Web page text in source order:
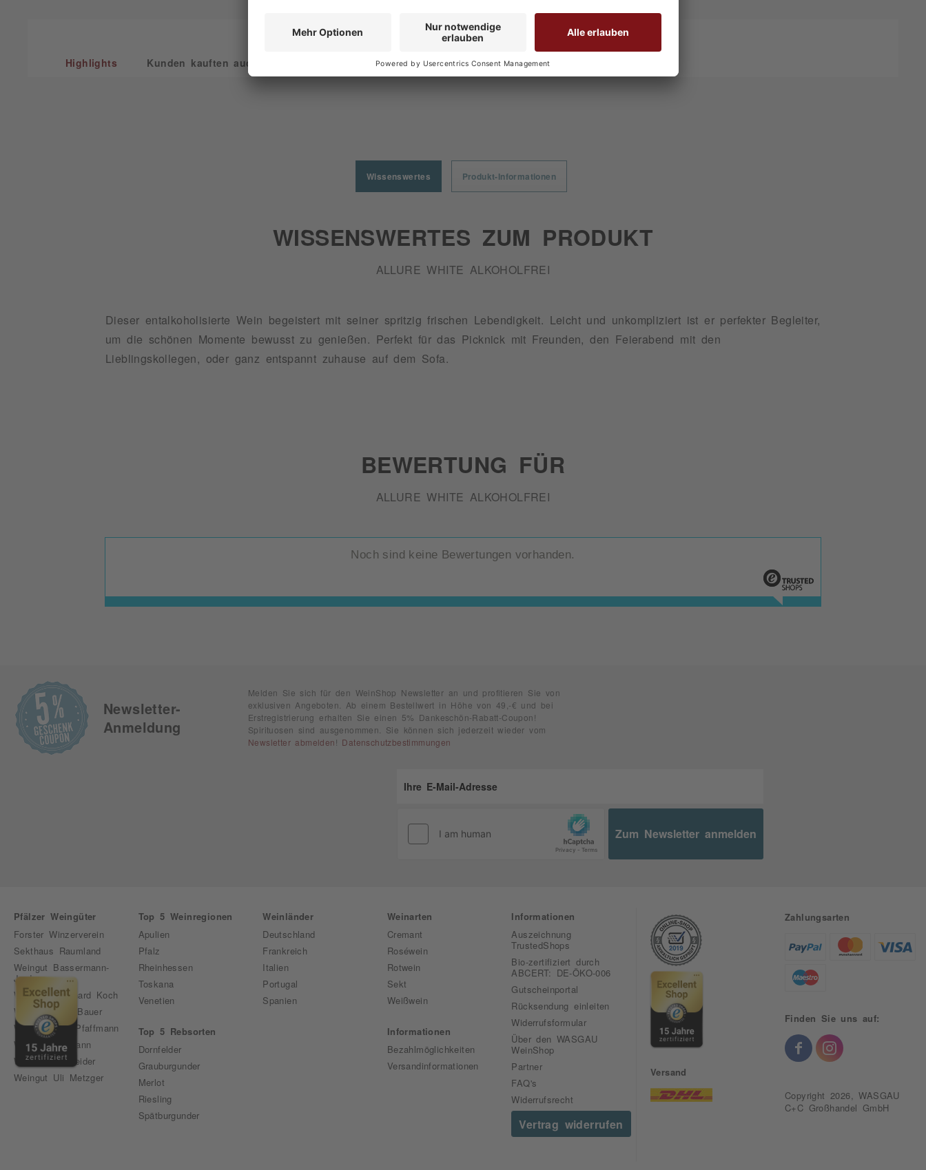
Highlights Kunden kauften auch Kunden haben sich ebenfalls angesehen
Wissenswertes Produkt-Informationen
WISSENSWERTES ZUM PRODUKT
ALLURE WHITE ALKOHOLFREI
Dieser entalkoholisierte Wein begeistert mit seiner spritzig frischen Lebendigkeit. Leicht und unkompliziert ist er perfekter Begleiter,
um die schönen Momente bewusst zu genießen. Perfekt für das Picknick mit Freunden, den Feierabend mit den
Lieblingskollegen, oder ganz entspannt zuhause auf dem Sofa.
BEWERTUNG FÜR
ALLURE WHITE ALKOHOLFREI
Noch sind keine Bewertungen vorhanden.
Newsletter-
Anmeldung
Melden Sie sich für den WeinShop Newsletter an und profitieren Sie von
exklusiven Angeboten. Ab einem Bestellwert in Höhe von 49,-€ und bei
Erstregistrierung erhalten Sie einen 5% Dankeschön-Rabatt-Coupon!
Spirituosen sind ausgenommen. Sie können sich jederzeit wieder vom
Newsletter abmelden ! Datenschutzbestimmungen
Zum Newsletter anmelden
Pfälzer Weingüter
Forster Winzerverein
Sekthaus Raumland
Weingut Bassermann-
Jordan
Weingut Bernhard Koch
Weingut Emil Bauer
Weingut Karl Pfaffmann
Weingut Pfirmann
Weingut Schneider
Weingut Uli Metzger
Top 5 Weinregionen
Apulien
Pfalz
Rheinhessen
Toskana
Venetien
Top 5 Rebsorten
Dornfelder
Grauburgunder
Merlot
Riesling
Spätburgunder
Weinländer
Deutschland
Frankreich
Italien
Portugal
Spanien
Weinarten
Cremant
Roséwein
Rotwein
Sekt
Weißwein
Informationen
Bezahlmöglichkeiten
Versandinformationen
Informationen
Auszeichnung
TrustedShops
Bio-zertifiziert durch
ABCERT: DE-ÖKO-006
Gutscheinportal
Rücksendung einleiten
Widerrufsformular
Über den WASGAU
WeinShop
Partner
FAQ's
Widerrufsrecht
Vertrag widerrufen
Versand
Zahlungsarten
Finden Sie uns auf:
Copyright 2026, WASGAU
C+C Großhandel GmbH